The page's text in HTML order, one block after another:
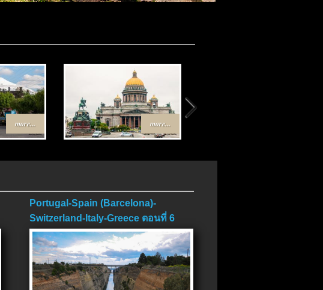
more... more...
Portugal-Spain (Barcelona)-
Switzerland-Italy-Greece ตอนที่ 6
ตอนจบ